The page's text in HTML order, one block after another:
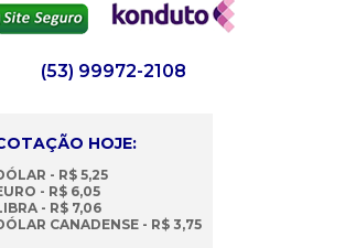
(53) 99972-2108
HOJE:
- R$ 5,25
- R$ 6,05
- R$ 7,06
CANADENSE - R$ 3,75